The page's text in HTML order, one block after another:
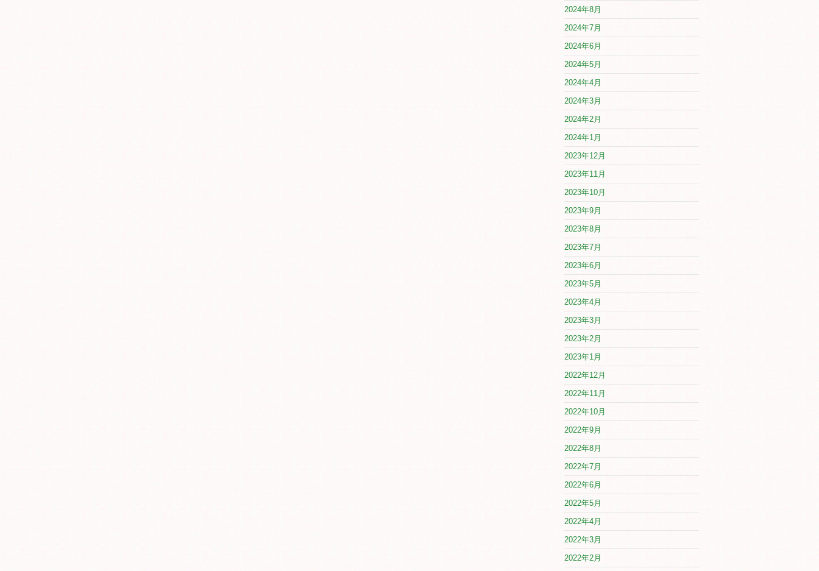
2024年8月
2024年7月
2024年6月
2024年5月
2024年4月
2024年3月
2024年2月
2024年1月
2023年12月
2023年11月
2023年10月
2023年9月
2023年8月
2023年7月
2023年6月
2023年5月
2023年4月
2023年3月
2023年2月
2023年1月
2022年12月
2022年11月
2022年10月
2022年9月
2022年8月
2022年7月
2022年6月
2022年5月
2022年4月
2022年3月
2022年2月